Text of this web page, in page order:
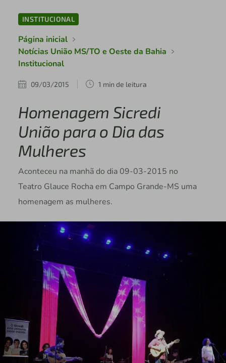
INSTITUCIONAL
Página inicial
Notícias União MS/TO e Oeste da Bahia
Institucional
09/03/2015 1 min de leitura
Homenagem Sicredi
União para o Dia das
Mulheres
Aconteceu na manhã do dia 09-03-2015 no
Teatro Glauce Rocha em Campo Grande-MS uma
homenagem as mulheres.